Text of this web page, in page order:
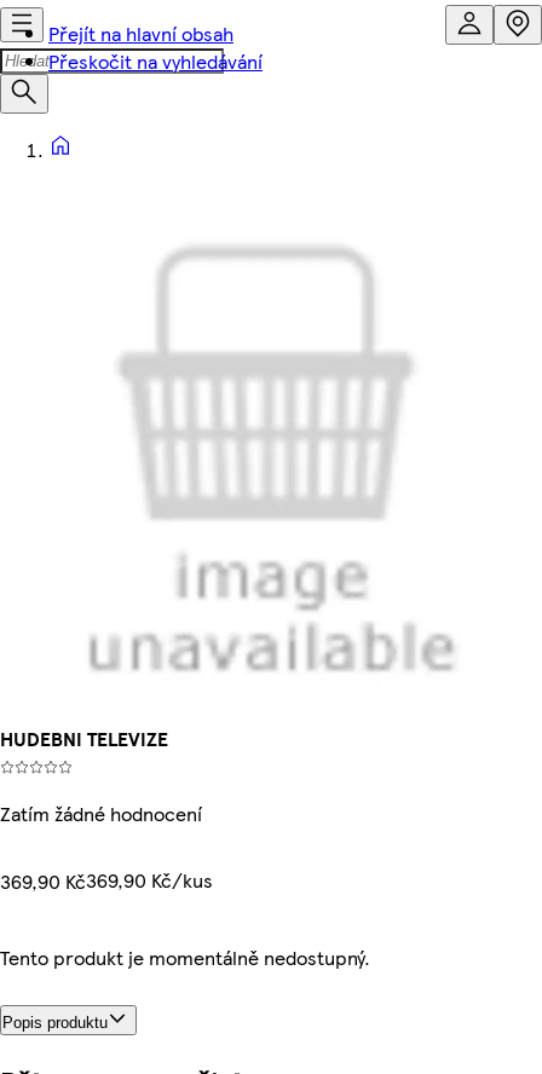
Přejít na hlavní obsah
Přeskočit na vyhledávání
HUDEBNI TELEVIZE
Zatím žádné hodnocení
369,90 Kč369,90 Kč/kus
Tento produkt je momentálně nedostupný.
Popis produktu